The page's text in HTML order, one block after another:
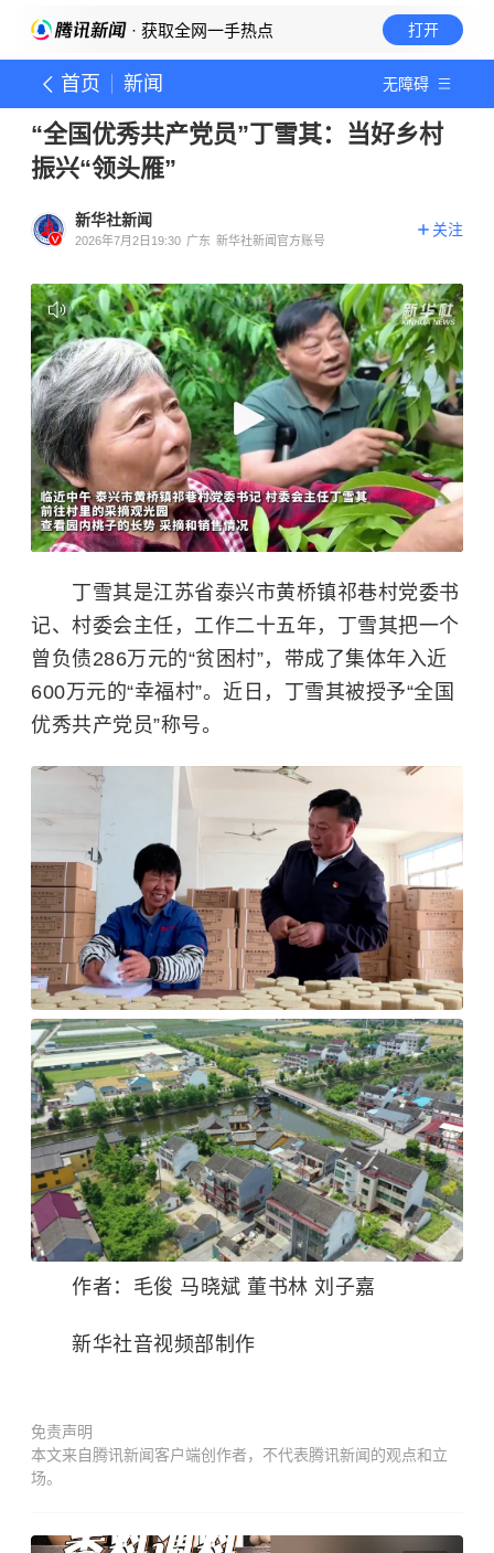
· 获取全网一手热点 打开
首页 新闻 无障碍
“全国优秀共产党员”丁雪其：当好乡村
振兴“领头雁”
新华社新闻
2026年7月2日19:30 广东 新华社新闻官方账号
关注
丁雪其是江苏省泰兴市黄桥镇祁巷村党委书
记、村委会主任，工作二十五年，丁雪其把一个
曾负债286万元的“贫困村”，带成了集体年入近
600万元的“幸福村”。近日，丁雪其被授予“全国
优秀共产党员”称号。
作者：毛俊 马晓斌 董书林 刘子嘉
新华社音视频部制作
免责声明
本文来自腾讯新闻客户端创作者，不代表腾讯新闻的观点和立
场。